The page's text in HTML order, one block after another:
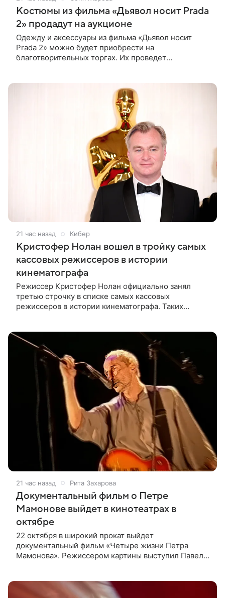
Костюмы из фильма «Дьявол носит Prada
2» продадут на аукционе
Одежду и аксессуары из фильма «Дьявол носит
Prada 2» можно будет приобрести на
благотворительных торгах. Их проведет
21 час назад Кибер
Кристофер Нолан вошел в тройку самых
кассовых режиссеров в истории
кинематографа
Режиссер Кристофер Нолан официально занял
третью строчку в списке самых кассовых
режиссеров в истории кинематографа. Таких
21 час назад Рита Захарова
Документальный фильм о Петре
Мамонове выйдет в кинотеатрах в
октябре
22 октября в широкий прокат выйдет
документальный фильм «Четыре жизни Петра
Мамонова». Режиссером картины выступил Павел